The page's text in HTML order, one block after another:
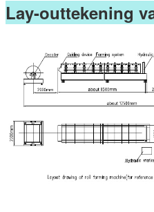
Lay-outtekening